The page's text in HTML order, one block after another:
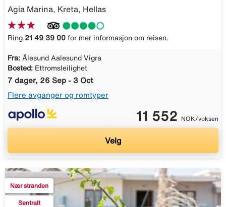
Agia Marina, Kreta, Hellas
Ring 21 49 39 00 for mer informasjon om reisen.
Fra: Ålesund Aalesund Vigra
Bosted: Ettromsleilighet
7 dager, 26 Sep - 3 Oct
Flere avganger og romtyper
11 552 NOK/voksen
Velg
Nær stranden
Sentralt